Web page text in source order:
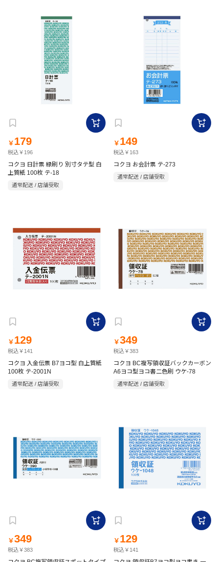
￥ 179
税込￥196
コクヨ 日計票 緑刷り 別寸タテ型 白
上質紙 100枚 テ-18
通常配送 / 店舗受取
￥ 149
税込￥163
コクヨ お会計票 テ-273
通常配送 / 店舗受取
￥ 129
税込￥141
コクヨ 入金伝票 B7ヨコ型 白上質紙
100枚 テ-2001N
通常配送 / 店舗受取
￥349
税込￥383
コクヨ BC複写領収証バックカーボン
A6ヨコ型ヨコ書二色刷 ウケ-78
通常配送 / 店舗受取
￥349
税込￥383
￥ 129
税込￥141